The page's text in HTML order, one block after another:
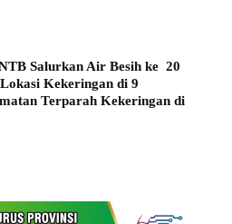
Salurkan Air Besih ke 20
Kekeringan di 9
Terparah Kekeringan di